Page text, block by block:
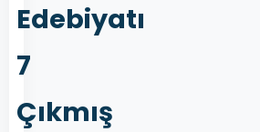
Edebiyatı
7
Çıkmış